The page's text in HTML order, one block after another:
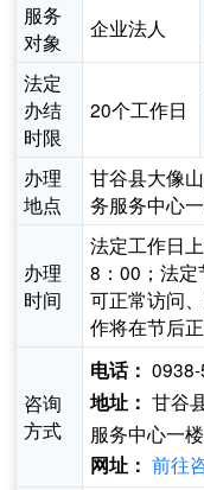
服务
对象
企业法人
法定
办结
时限
20个工作日
办理
地点
甘谷县大像
务服务中心
办理
时间
法定工作日
8：00；法
可正常访问
作将在节后正
咨询
方式
电话：
地址： 甘谷
服务中心一
网址： 前往